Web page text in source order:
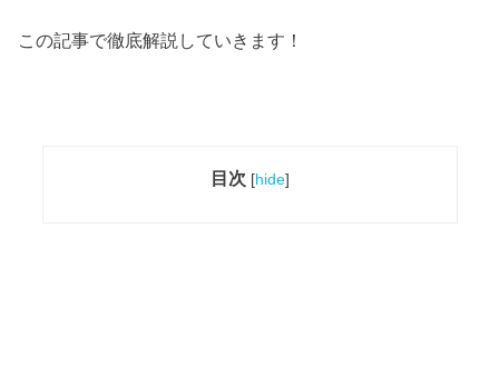
この記事で徹底解説していきます！
目次 [hide]